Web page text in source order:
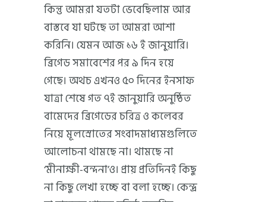
কিন্তু আমরা যতটা ভেবেছিলাম আর
বাস্তবে যা ঘটছে তা আমরা আশা
করিনি। যেমন আজ ১৬ ই জানুয়ারি।
ব্রিগেড সমাবেশের পর ৯ দিন হয়ে
গেছে। অথচ এখনও ৫০ দিনের ইনসাফ
যাত্রা শেষে গত ৭ই জানুয়ারি অনুষ্ঠিত
বামেদের ব্রিগেডের চরিত্র ও কলেবর
নিয়ে মূলস্রোতের সংবাদমাধ্যমগুলিতে
আলোচনা থামছে না। থামছে না
‘মীনাক্ষী-বন্দনা’ও। প্রায় প্রতিদিনই কিছু
না কিছু লেখা হচ্ছে বা বলা হচ্ছে। কেন্দ্র